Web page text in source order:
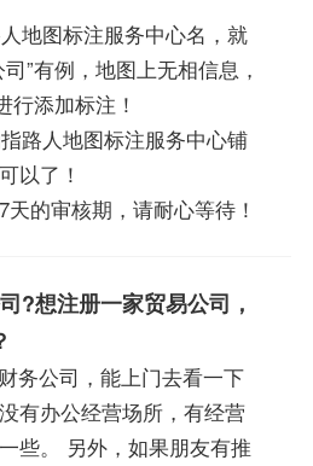
地图标注服务中心名，就
”有例，地图上无相信息，
行添加标注！
路人地图标注服务中心铺
以了！
的审核期，请耐心等待！
?想注册一家贸易公司，
务公司，能上门去看一下
有办公经营场所，有经营
些。 另外，如果朋友有推